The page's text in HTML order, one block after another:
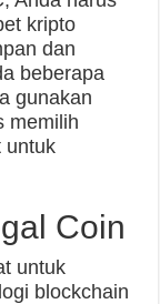
kripto
dan
beberapa
gunakan
memilih
untuk
Coin
untuk
blockchain